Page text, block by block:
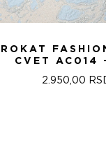
CVET AC014
2.950,00